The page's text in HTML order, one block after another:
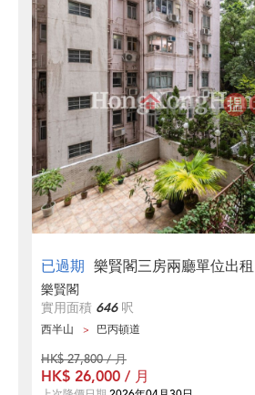
已過期 樂賢閣三房兩廳單位出租
樂賢閣
實用面積 646呎
西半山 巴丙頓道
HK$ 27,800 / 月
HK$ 26,000 / 月